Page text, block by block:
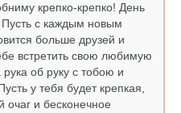
крепко-крепко! День
с каждым новым
больше друзей и
встретить свою любимую
об руку с тобою и
у тебя будет крепкая,
и бесконечное